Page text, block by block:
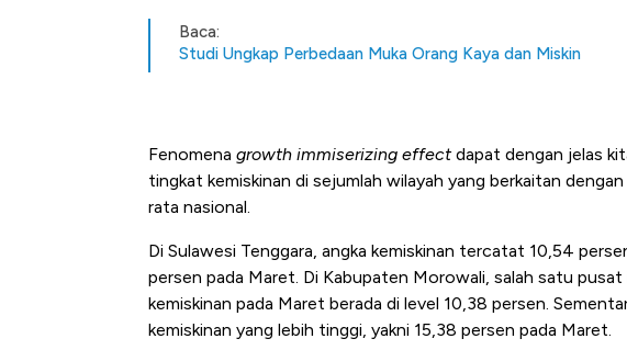
Baca:
Studi Ungkap Perbedaan Muka Orang Kaya dan Miskin
Fenomena growth immiserizing effectdapat dengan jelas
tingkat kemiskinan di sejumlah wilayah yang berkaitan
rata nasional.
Di Sulawesi Tenggara, angka kemiskinan tercatat 10,54
persen pada Maret. Di Kabupaten Morowali, salah satu
kemiskinan pada Maret berada di level 10,38 persen.
kemiskinan yang lebih tinggi, yakni 15,38 persen pada Maret.